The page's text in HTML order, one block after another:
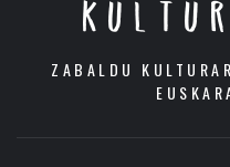
ZABALDU